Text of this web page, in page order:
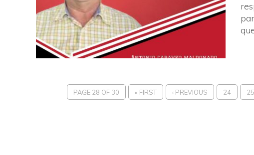
PAGE 28 OF 30 « FIRST ‹ PREVIOUS 24 25